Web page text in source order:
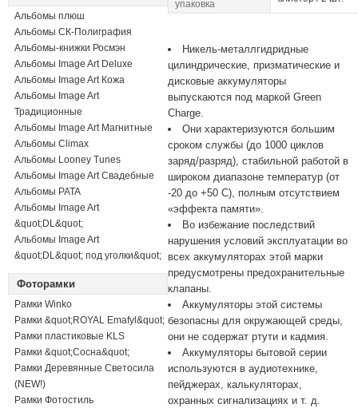
Альбомы плюш
Альбомы СК-Полиграфия
Альбомы-книжки Росмэн
Альбомы Image Art Deluxe
Альбомы Image Art Кожа
Альбомы Image Art
Традиционные
Альбомы Image Art Магнитные
Альбомы Climax
Альбомы Looney Tunes
Альбомы Image Art Свадебные
Альбомы PATA
Альбомы Image Art
&quot;DL&quot;
Альбомы Image Art
&quot;DL&quot; под уголки&quot;
Фоторамки
Рамки Winko
Рамки &quot;ROYAL Emafyl&quot;
Рамки пластиковые KLS
Рамки &quot;Сосна&quot;
Рамки Деревянные Светосила
(NEW!)
Рамки Фотостиль
упаковка
Никель-металлгидридные
цилиндрические, призматические и
дисковые аккумуляторы
выпускаются под маркой Green
Charge.
Они характеризуются большим
сроком службы (до 1000 циклов
заряд/разряд), стабильной работой в
широком диапазоне температур (от
-20 до +50 C), полным отсутствием
«эффекта памяти».
Во избежание последствий
нарушения условий эксплуатации во
всех аккумуляторах этой марки
предусмотрены предохранительные
клапаны.
Аккумуляторы этой системы
безопасны для окружающей среды,
они не содержат ртути и кадмия.
Аккумуляторы бытовой серии
используются в аудиотехнике,
пейджерах, калькуляторах,
охранных сигнализациях и т. д.